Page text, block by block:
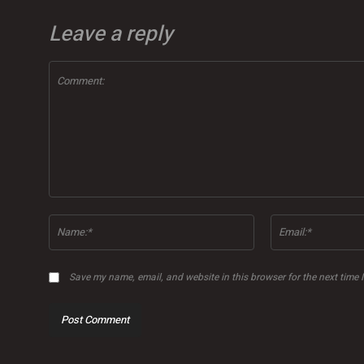
Leave a reply
Save my name, email, and website in this browser for the next time